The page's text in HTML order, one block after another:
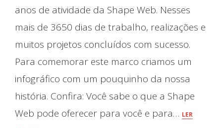
anos de atividade da Shape Web. Nesses
mais de 3650 dias de trabalho, realizações e
muitos projetos concluídos com sucesso.
Para comemorar este marco criamos um
infográfico com um pouquinho da nossa
história. Confira: Você sabe o que a Shape
Web pode oferecer para você e para… LER